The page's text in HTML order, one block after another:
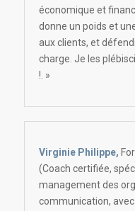
économique et
donne un poids et
aux clients, et
charge. Je les
!. »
Virginie Philippe,
(Coach certifiée,
management des
communication, avec